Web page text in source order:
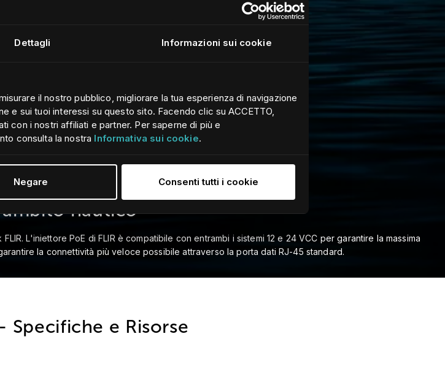
Dettagli Informazioni sui cookie
il nostro pubblico, migliorare la tua esperienza di navigazione
e sui tuoi interessi su questo sito. Facendo clic su ACCETTO,
con i nostri affiliati e partner. Per saperne di più e
consulta la nostra Informativa sui cookie.
Negare Consenti tutti i cookie
nautico
L'iniettore PoE di FLIR è compatibile con entrambi i sistemi 12 e 24 VCC per garantire la massima
la connettività più veloce possibile attraverso la porta dati RJ-45 standard.
Specifiche e Risorse